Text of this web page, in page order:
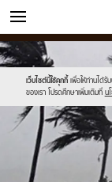
ข่าว
เว็บไซต์นี้ใช้คุกกี้ เพื่อให้ท่านได้รั
ของเรา โปรดศึกษาเพิ่มเติมที่ น
Sanook
//s.isanook.com/sr/
new-
sanook.png
600
60
//s.isanook.com/ns/0/
01.jpg